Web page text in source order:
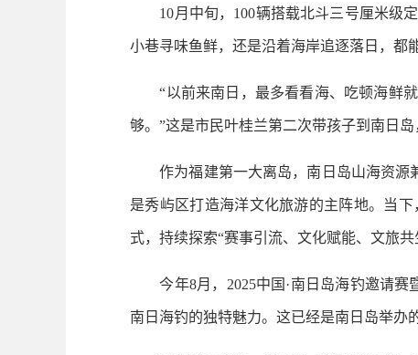
10月中旬，100辆搭载北斗三号厘米级定
小巷寻味鱼鲜，还是沿着海岸追逐落日，都
“以前来南日，最多看看海、吃顿海鲜就
够。”这是市民叶桂兰第二次带孩子到南日
作为福建第一大离岛，南日岛山海资源兼
是秀屿区打造海洋文化旅游的主阵地。当
式，持续探索“赛事引流、文化赋能、文旅共
今年8月，2025中国·南日岛海钓邀请赛
南日海钓的独特魅力。这已经是南日岛举办